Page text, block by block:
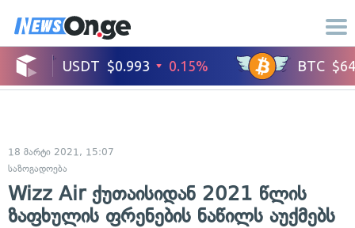
18 მარტი 2021, 15:07
საზოგადოება
Wizz Air ქუთაისიდან 2021 წლის
ზაფხულის ფრენების ნაწილს აუქმებს